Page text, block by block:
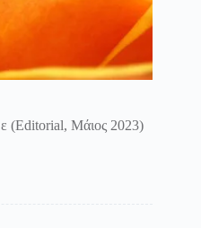
(Editorial, Μάιος 2023)